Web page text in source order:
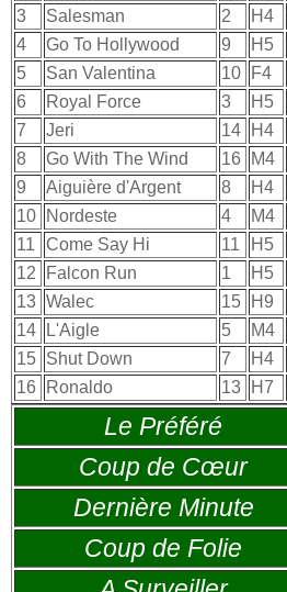
3
Salesman 2 H4
4
Go To Hollywood 9 H5
5
San Valentina 10 F4
6
Royal Force 3 H5
7
Jeri 14 H4
8
Go With The Wind 16 M4
9
Aiguière d'Argent 8 H4
10
Nordeste 4 M4
11
Come Say Hi 11 H5
12
Falcon Run 1 H5
13 Walec 15 H9
14
L'Aigle 5 M4
15 Shut Down 7 H4
16
Ronaldo 13 H7
Le Préféré
Coup de Cœur
Dernière Minute
Coup de Folie